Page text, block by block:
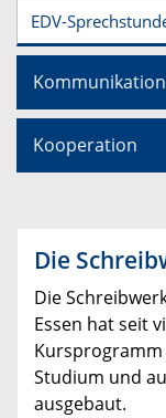
EDV-
Kooperation
Die
Die
Essen hat seit
Studium und
ausgebaut.